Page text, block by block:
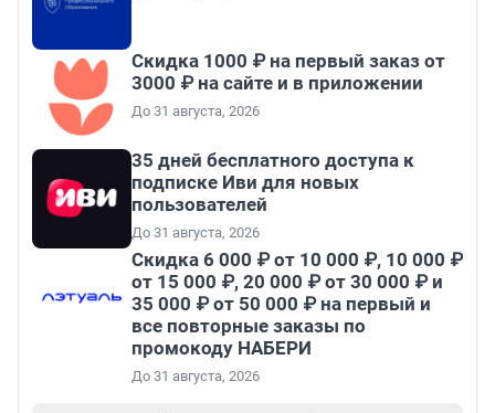
Скидка 1000 ₽ на первый заказ от
3000 ₽ на сайте и в приложении
До 31 августа, 2026
35 дней бесплатного доступа к
подписке Иви для новых
пользователей
До 31 августа, 2026
Скидка 6 000 ₽ от 10 000 ₽, 10 000 ₽
от 15 000 ₽, 20 000 ₽ от 30 000 ₽ и
35 000 ₽ от 50 000 ₽ на первый и
все повторные заказы по
промокоду НАБЕРИ
До 31 августа, 2026